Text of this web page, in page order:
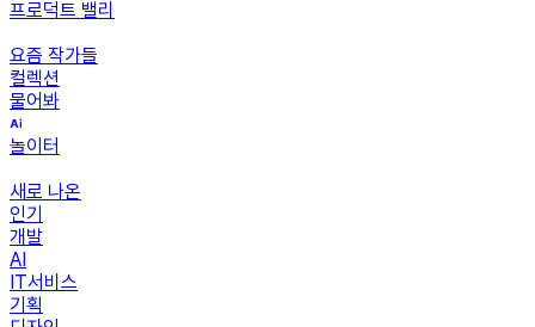
프로덕트 밸리
요즘 작가들
컬렉션
물어봐
놀이터
새로 나온
인기
개발
AI
IT서비스
기획